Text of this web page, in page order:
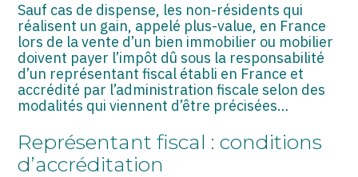
PARTICULIERS
EXPATRIÉ NON RÉSIDANT
IMPATRIÉ / EXPATRIÉ
ASSOCIATIONS
START-UP
Sauf cas de dispense, les non-résidents qui
réalisent un gain, appelé plus-value, en France
lors de la vente d’un bien immobilier ou mobilier
doivent payer l’impôt dû sous la responsabilité
d’un représentant fiscal établi en France et
accrédité par l’administration fiscale selon des
modalités qui viennent d’être précisées…
Représentant fiscal : conditions
d’accréditation